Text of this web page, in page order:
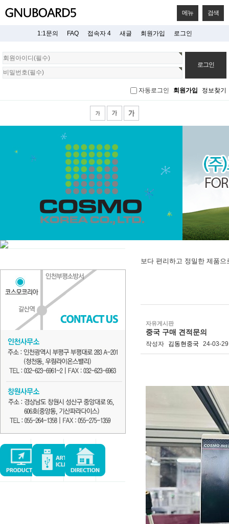
메뉴 검색
1:1문의 FAQ 접속자 4 새글 회원가입 로그인
회
원
로
자동로그인 회원가입 정보찾기
보다 편리하고 정밀한 제품
자유게시판
중국 구매 견적문의
작성자 김동현중국 24-03-